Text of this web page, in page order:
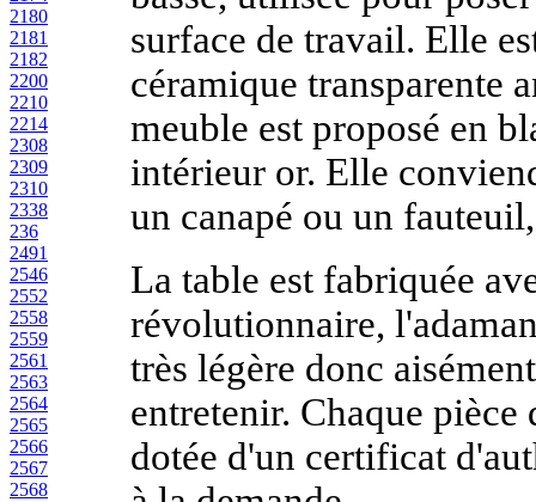
2180
2181
2182
2200
2210
2214
2308
2309
2310
2338
236
2491
2546
2552
2558
2559
2561
2563
2564
2565
2566
2567
2568
surface de travail. Elle
céramique transparente
meuble est proposé en
intérieur or. Elle
un canapé ou un
La table est fabriquée
révolutionnaire,
très légère donc
entretenir. Chaque pièce
dotée d'un certificat